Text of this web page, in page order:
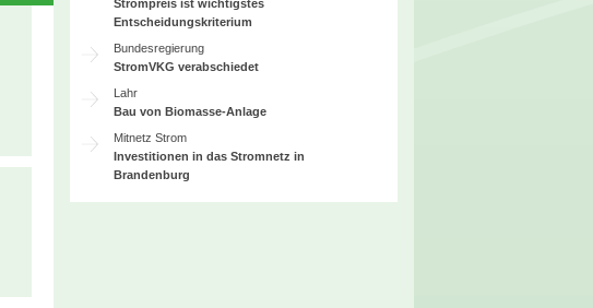
Strompreis ist wichtigstes
Entscheidungskriterium
Bundesregierung
StromVKG verabschiedet
Lahr
Bau von Biomasse-Anlage
Mitnetz Strom
Investitionen in das Stromnetz in
Brandenburg